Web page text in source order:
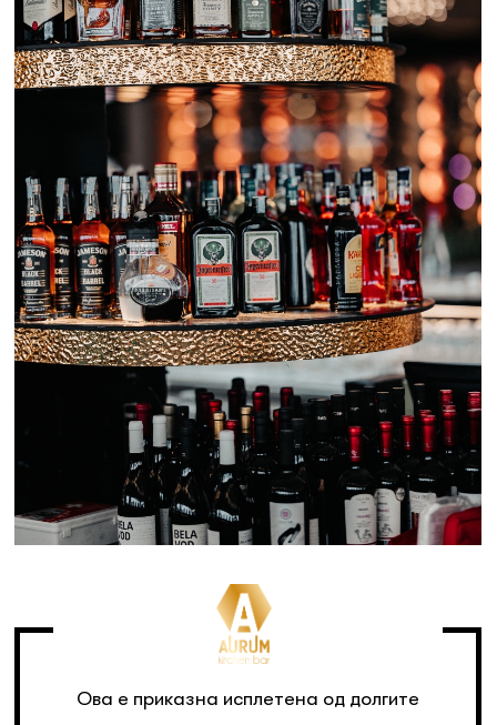
Ова е приказна исплетена од долгите